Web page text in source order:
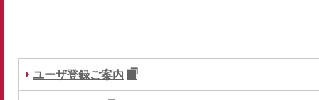
ユーザ登録ご案内